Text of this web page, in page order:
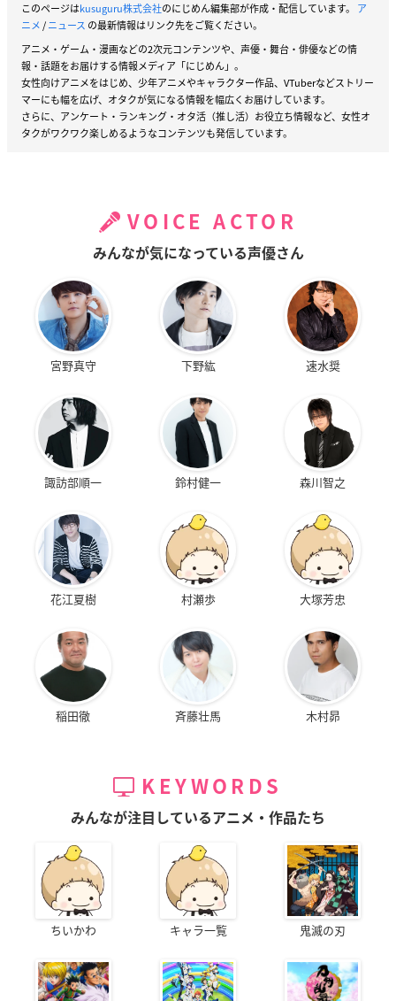
このページはkusuguru株式会社のにじめん編集部が作成・配信しています。 ア
ニメ/ニュース の最新情報はリンク先をご覧ください。
アニメ・ゲーム・漫画などの2次元コンテンツや、声優・舞台・俳優などの情
報・話題をお届けする情報メディア「にじめん」。
女性向けアニメをはじめ、少年アニメやキャラクター作品、VTuberなどストリー
マーにも幅を広げ、オタクが気になる情報を幅広くお届けしています。
さらに、アンケート・ランキング・オタ活（推し活）お役立ち情報など、女性オ
タクがワクワク楽しめるようなコンテンツも発信しています。
VOICE ACTOR
みんなが気になっている声優さん
宮野真守 下野紘 速水奨
諏訪部順一 鈴村健一 森川智之
花江夏樹 村瀬歩 大塚芳忠
稲田徹 斉藤壮馬 木村昴
KEYWORDS
みんなが注目しているアニメ・作品たち
ちいかわ キャラ一覧 鬼滅の刃